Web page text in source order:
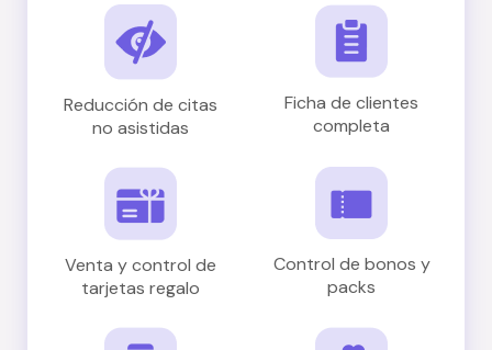
Reducción de citas
no asistidas
Ficha de clientes
completa
Venta y control de
tarjetas regalo
Control de bonos y
packs